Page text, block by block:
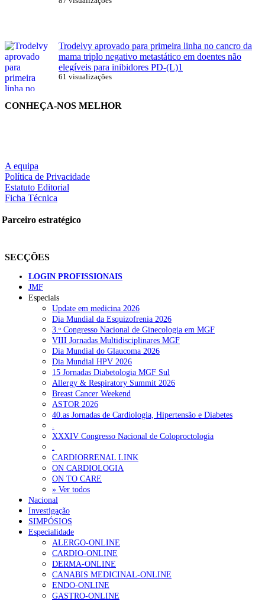
Trodelvy aprovado para primeira linha no cancro da
mama triplo negativo metastático em doentes não
elegíveis para inibidores PD-(L)1
61 visualizações
CONHEÇA-NOS MELHOR
A equipa
Política de Privacidade
Estatuto Editorial
Ficha Técnica
Parceiro estratégico
SECÇÕES
LOGIN PROFISSIONAIS
JMF
Especiais
Update em medicina 2026
Dia Mundial da Esquizofrenia 2026
3.ᵒ Congresso Nacional de Ginecologia em MGF
VIII Jornadas Multidisciplinares MGF
Dia Mundial do Glaucoma 2026
Dia Mundial HPV 2026
15 Jornadas Diabetologia MGF Sul
Allergy & Respiratory Summit 2026
Breast Cancer Weekend
ASTOR 2026
40.as Jornadas de Cardiologia, Hipertensão e Diabetes
XXXIV Congresso Nacional de Coloproctologia
CARDIORRENAL LINK
ON CARDIOLOGIA
ON TO CARE
» Ver todos
Nacional
Investigação
SIMPÓSIOS
Especialidade
ALERGO-ONLINE
CARDIO-ONLINE
DERMA-ONLINE
CANABIS MEDICINAL-ONLINE
ENDO-ONLINE
GASTRO-ONLINE